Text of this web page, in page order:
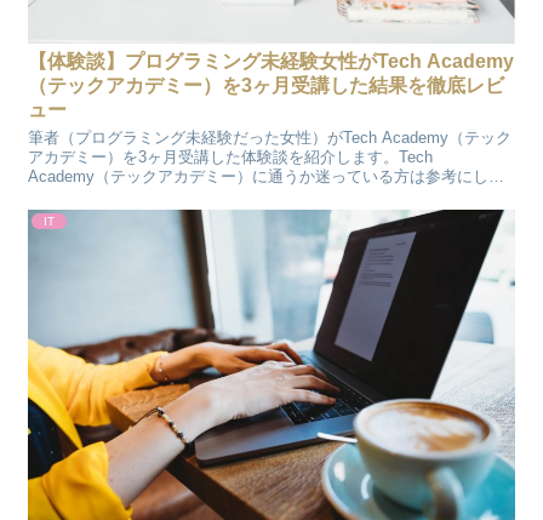
【体験談】プログラミング未経験女性がTech Academy
（テックアカデミー）を3ヶ月受講した結果を徹底レビ
ュー
筆者（プログラミング未経験だった女性）がTech Academy（テック
アカデミー）を3ヶ月受講した体験談を紹介します。Tech
Academy（テックアカデミー）に通うか迷っている方は参考にして
IT